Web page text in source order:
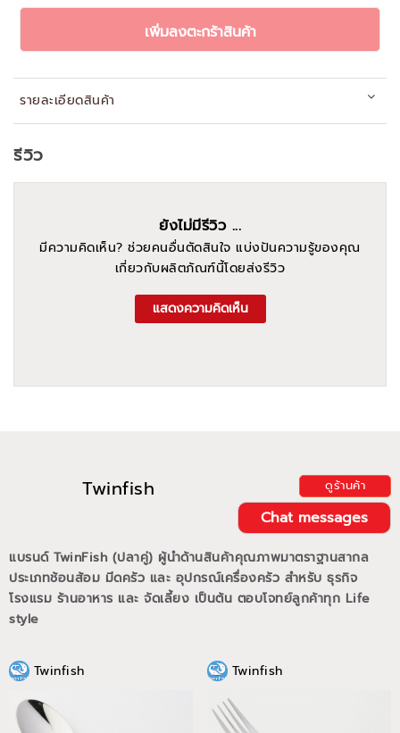
เพิ่มลงตะกร้าสินค้า
รายละเอียดสินค้า
Twinfish ดูร้านค้า
Chat messages
แบรนด์ TwinFish (ปลาคู่) ผู้นำด้านสินค้าคุณภาพมาตราฐานสากล
ประเภทช้อนส้อม มีดครัว และ อุปกรณ์เครื่องครัว สำหรับ ธุรกิจ
โรงแรม ร้านอาหาร และ จัดเลี้ยง เป็นต้น ตอบโจทย์ลูกค้าทุก Life
style
Twinfish Twinfish
รีวิว
ยังไม่มีรีวิว ...
มีความคิดเห็น? ช่วยคนอื่นตัดสินใจ แบ่งปันความรู้ของคุณ
เกี่ยวกับผลิตภัณฑ์นี้โดยส่งรีวิว
แสดงความคิดเห็น